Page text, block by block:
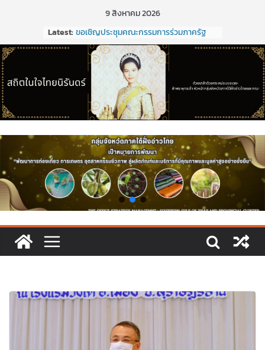
9 สิงหาคม 2026
Latest: ขอเชิญประชุมคณะกรรมการร่วมภาครัฐ
และเอกชนเพื่อแก้ไขปัญหาทางเศรษฐกิจ
(กรอ.) กลุ่มจังหวัดภาคใต้ฝั่งอ่าวไทย ครั้งที่
2/2569 ในวันที่ 20 มีนาคม 2569
การประชุมคณะกรรมการร่วมภาครัฐและ
เอกชนเพื่อแก้ไขปัญหาทางเศรษฐกิจ
(กรอ.) กลุ่มจังหวัดภาคใต้ฝั่งอ่าวไทย ครั้งที่
1/2569
เอกชนเพื่อแก้ไขปัญหาทางเศรษฐกิจ
(กรอ.) กลุ่มจังหวัดภาคใต้ฝั่งอ่าวไทย ครั้งที่
5/2568
การประชุมคณะอนุกรรมการเพื่อจัดทำแผน
พัฒนากลุ่มจังหวัด (พ.ศ. ๒๕๗๑ –
๒๕๒๕)และจัดทำแผนปฏิบัติราชการประจำ
ปีงบประมาณ พ.ศ. ๒๕๒๑ ของกลุ่มจังหวัด
ประชุมคณะกรรมการร่วมภาครัฐและเอกชน
เพื่อแก้ไขปัญหาทางเศรษฐกิจ (กรอ.) กลุ่ม
จังหวัดภาคใต้ฝั่งอ่าวไทย ครั้งที่ 2/2569